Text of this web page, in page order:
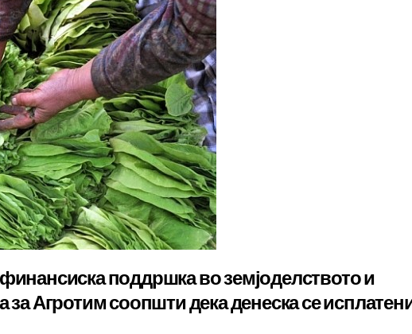
поддршка во земјоделството и
за Агротим соопшти дека денеска се